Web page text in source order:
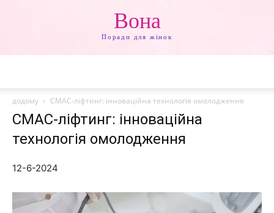
Вона
Поради для жінок
додому СМАС-ліфтинг: інноваційна технологія омолодження
СМАС-ліфтинг: інноваційна
технологія омолодження
12-6-2024